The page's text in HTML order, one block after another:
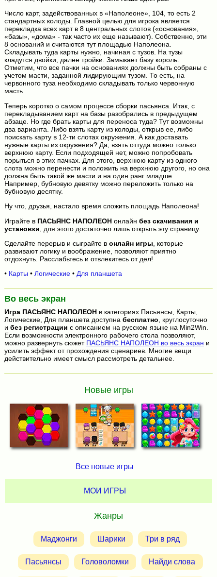
Число карт, задействованных в «Наполеоне», 104, то есть 2
стандартных колоды. Главной целью для игрока является
перекладка всех карт в 8 центральных слотов («основания»,
«базы», «дома» - так часто их еще называют). Собственно, эти
8 оснований и считаются тут площадью Наполеона.
Складывать туда карты нужно, начиная с тузов. На тузы
кладутся двойки, далее тройки. Замыкает базу король.
Отметим, что все пачки на основаниях должны быть собраны с
учетом масти, заданной лидирующим тузом. То есть, на
червонного туза необходимо складывать только червонную
масть.
Теперь коротко о самом процессе сборки пасьянса. Итак, с
перекладыванием карт на базы разобрались в предыдущем
абзаце. Но где брать карты для переноса туда? Тут возможны
два варианта. Либо взять карту из колоды, открыв ее, либо
поискать карту в 12-ти слотах окружения. А как доставать
нужные карты из окружения? Да, взять оттуда можно только
верхнюю карту. Если подходящей нет, можно попробовать
порыться в этих пачках. Для этого, верхнюю карту из одного
слота можно перенести и положить на верхнюю другого, но она
должна быть такой же масти и на один ранг младше.
Например, бубновую девятку можно переложить только на
бубновую десятку.
Ну что, друзья, настало время сложить площадь Наполеона!
Играйте в ПАСЬЯНС НАПОЛЕОНонлайн без скачивания и
установки , для этого достаточно лишь открыть эту страницу.
Сделайте перерыв и сыграйте в онлайн игры , которые
развивают логику и воображение, позволяют приятно
отдохнуть. Расслабьтесь и отвлекитесь от дел!
• Карты • Логические• Для планшета
Во весь экран
Игра ПАСЬЯНС НАПОЛЕОНв категориях Пасьянсы, Карты,
Логические, Для планшета доступна бесплатно, круглосуточно
и без регистрации с описанием на русском языке на Min2Win.
Если возможности электронного рабочего стола позволяют,
можно развернуть сюжет ПАСЬЯНС НАПОЛЕОН во весь экран и
усилить эффект от прохождения сценариев. Многие вещи
действительно имеет смысл рассмотреть детальнее.
Новые игры
Все новые игры
МОИ ИГРЫ
Жанры
Маджонги Шарики Три в ряд
Пасьянсы Головоломки Найди слова